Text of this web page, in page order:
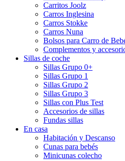
Carritos Joolz
Carros Inglesina
Carros Stokke
Carros Nuna
Bolsos para Carro de
Complementos y
Sillas de coche
Sillas Grupo 0+
Sillas Grupo 1
Sillas Grupo 2
Sillas Grupo 3
Sillas con Plus Test
Accesorios de sillas
Fundas sillas
En casa
Habitación y Descanso
Cunas para bebés
Minicunas colecho